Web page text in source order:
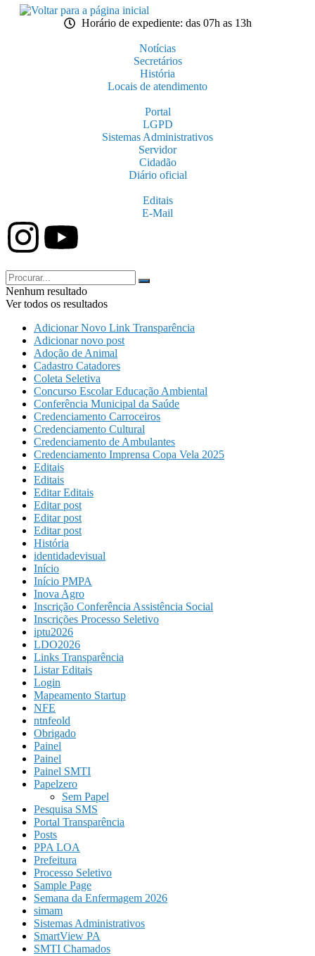
Horário de expediente: das 07h as 13h
Notícias
Secretários
História
Locais de atendimento
Portal
LGPD
Sistemas Administrativos
Servidor
Cidadão
Diário oficial
Editais
E-Mail
Nenhum resultado
Ver todos os resultados
Adicionar Novo Link Transparência
Adicionar novo post
Adoção de Animal
Cadastro Catadores
Coleta Seletiva
Concurso Escolar Educação Ambiental
Conferência Municipal da Saúde
Credenciamento Carroceiros
Credenciamento Cultural
Credenciamento de Ambulantes
Credenciamento Imprensa Copa Vela 2025
Editais
Editais
Editar Editais
Editar post
Editar post
Editar post
História
identidadevisual
Início
Início PMPA
Inova Agro
Inscrição Conferência Assistência Social
Inscrições Processo Seletivo
iptu2026
LDO2026
Links Transparência
Listar Editais
Login
Mapeamento Startup
NFE
ntnfeold
Obrigado
Painel
Painel
Painel SMTI
Papelzero
Sem Papel
Pesquisa SMS
Portal Transparência
Posts
PPA LOA
Prefeitura
Processo Seletivo
Sample Page
Semana da Enfermagem 2026
simam
Sistemas Administrativos
SmartView PA
SMTI Chamados